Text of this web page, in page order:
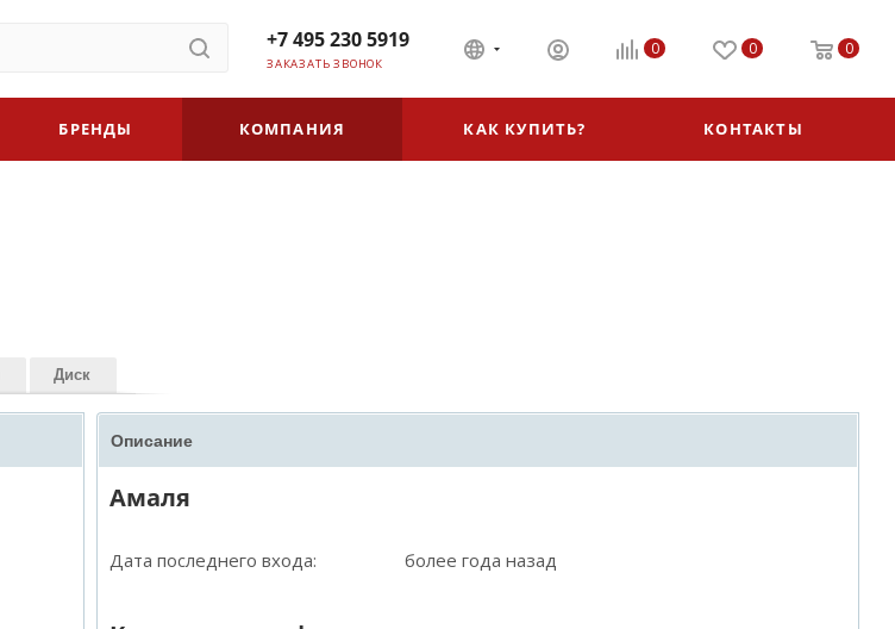
+7 495 230 5919
ЗАКАЗАТЬ ЗВОНОК
0 0 0
БРЕНДЫ КОМПАНИЯ КАК КУПИТЬ? КОНТАКТЫ
Диск
Описание
Амаля
Дата последнего входа: более года назад